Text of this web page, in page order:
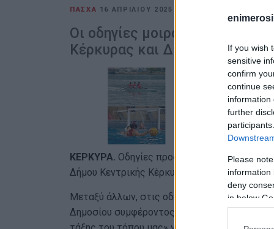
If you wish
sensitive
confirm
continue
information
further
Please
information
deny
in below
ΠΑΣΧΑ 16 ΑΠΡΙΛΊΟΥ 2025
Οι οδηγίες μοιράστηκαν από
Κέρκυρας και Διαποντίων
ΚΕΡΚΥΡΑ. Οδηγίες προς τους
Δήμου Κεντρικής Κέρκυρας το πρωί της Μ.
Μεταξύ άλλων, στις οδηγίες αναφέρεται ότι
Δημοσίου συμφέροντος και σεβασμού των